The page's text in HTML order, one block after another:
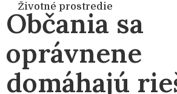
Životné prostredie
Občania sa
oprávnene
domáhajú